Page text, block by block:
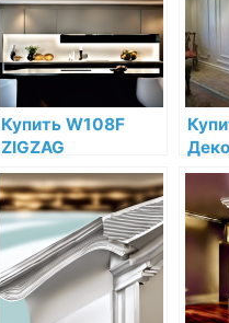
Купить W108F
ZIGZAG
Декоративная
панель гибкая Orac
Decor Полиуретан
Orac Decor по
низкой цене в
интернет-
магазине